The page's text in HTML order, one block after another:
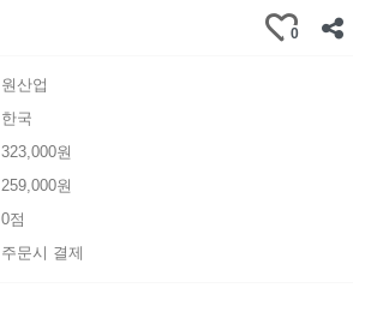
0
원산업
한국
323,000원
259,000원
0점
주문시 결제